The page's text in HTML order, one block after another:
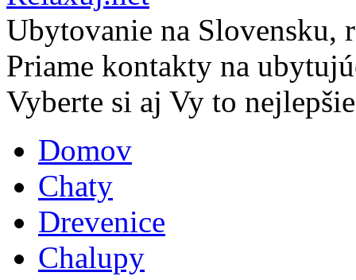
Ubytovanie na Slovensku,
Priame kontakty na
Vyberte si aj Vy to
Domov
Chaty
Drevenice
Chalupy